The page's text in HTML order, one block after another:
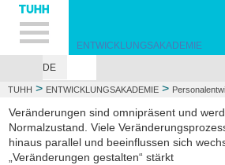
Hauptnavigation
Unternavigation
Inhalt
Suche
ENTWICKLUNGSAKADEMIE
DE
TUHH > ENTWICKLUNGSAKADEMIE >
Veränderungen sind omnipräsent und
Normalzustand. Viele
hinaus parallel und beeinflussen sich
„Veränderungen gestalten“ stärkt